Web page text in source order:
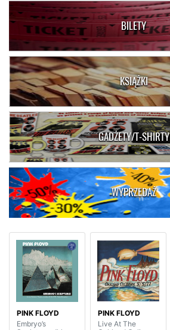
BILETY
KSIĄŻKI
GADŻETY/T-SHIRTY
WYPRZEDAŻ
PINK FLOYD
Embryo’s
PINK FLOYD
Live At The